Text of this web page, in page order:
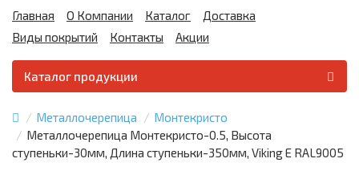
Главная О Компании Каталог
Доставка
Виды покрытий
Контакты Акции
Каталог продукции
Металлочерепица
Монтекристо
Металлочерепица Монтекристо-0.5, Высота
ступеньки-30мм, Длина ступеньки-350мм, Viking E RAL9005